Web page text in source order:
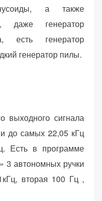
а также
даже генератор
есть генератор
генератор пилы.
выходного сигнала
до самых 22,05 кГц
Есть в программе
3 автономных ручки
вторая 100 Гц ,